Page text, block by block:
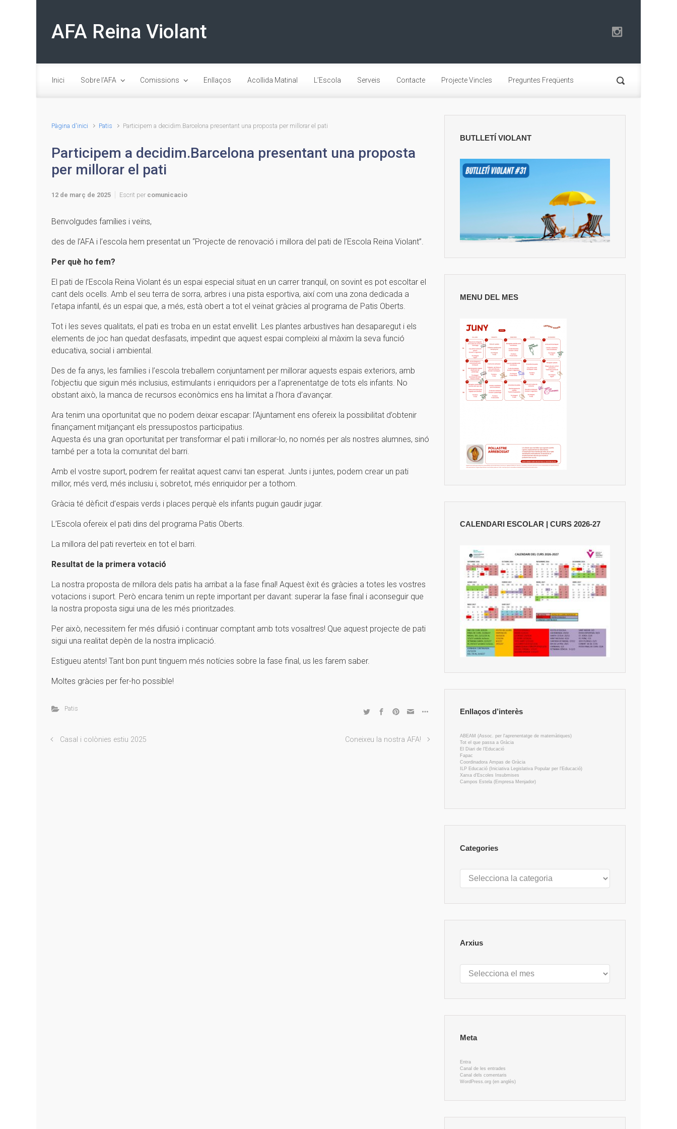
AFA Reina Violant
Inici Sobre l’AFA Comissions Enllaços Acollida Matinal L’Escola Serveis Contacte Projecte Vincles Preguntes Freqüents
Pàgina d'inici Patis Participem a decidim.Barcelona presentant una proposta per millorar el pati
Participem a decidim.Barcelona presentant una proposta
per millorar el pati
12 de març de 2025 Escrit per comunicacio
Benvolgudes famílies i veïns,
des de l’AFA i l’escola hem presentat un “Projecte de renovació i millora del pati de l’Escola Reina Violant”.
Per què ho fem?
El pati de l’Escola Reina Violant és un espai especial situat en un carrer tranquil, on sovint es pot escoltar el
cant dels ocells. Amb el seu terra de sorra, arbres i una pista esportiva, així com una zona dedicada a
l’etapa infantil, és un espai que, a més, està obert a tot el veïnat gràcies al programa de Patis Oberts.
Tot i les seves qualitats, el pati es troba en un estat envellit. Les plantes arbustives han desaparegut i els
elements de joc han quedat desfasats, impedint que aquest espai compleixi al màxim la seva funció
educativa, social i ambiental.
Des de fa anys, les famílies i l’escola treballem conjuntament per millorar aquests espais exteriors, amb
l’objectiu que siguin més inclusius, estimulants i enriquidors per a l’aprenentatge de tots els infants. No
obstant això, la manca de recursos econòmics ens ha limitat a l’hora d’avançar.
Ara tenim una oportunitat que no podem deixar escapar: l’Ajuntament ens ofereix la possibilitat d’obtenir
finançament mitjançant els pressupostos participatius.
Aquesta és una gran oportunitat per transformar el pati i millorar-lo, no només per als nostres alumnes, sinó
també per a tota la comunitat del barri.
Amb el vostre suport, podrem fer realitat aquest canvi tan esperat. Junts i juntes, podem crear un pati
millor, més verd, més inclusiu i, sobretot, més enriquidor per a tothom.
Gràcia té dèficit d’espais verds i places perquè els infants puguin gaudir jugar.
L’Escola ofereix el pati dins del programa Patis Oberts.
La millora del pati reverteix en tot el barri.
Resultat de la primera votació
La nostra proposta de millora dels patis ha arribat a la fase final! Aquest èxit és gràcies a totes les vostres
votacions i suport. Però encara tenim un repte important per davant: superar la fase final i aconseguir que
la nostra proposta sigui una de les més prioritzades.
Per això, necessitem fer més difusió i continuar comptant amb tots vosaltres! Que aquest projecte de pati
sigui una realitat depèn de la nostra implicació.
Estigueu atents! Tant bon punt tinguem més notícies sobre la fase final, us les farem saber.
Moltes gràcies per fer-ho possible!
Patis
Casal i colònies estiu 2025 Coneixeu la nostra AFA!
BUTLLETÍ VIOLANT
MENU DEL MES
CALENDARI ESCOLAR | CURS 2026-27
Enllaços d’interès
ABEAM (Assoc. per l'aprenentatge de matemàtiques)
Tot el que passa a Gràcia
El Diari de l'Educació
Fapac
Coordinadora Ampas de Gràcia
ILP Educació (Iniciativa Legislativa Popular per l'Educació)
Xarxa d'Escoles Insubmises
Campos Estela (Empresa Menjador)
Categories
Categories
Arxius
Arxius
Meta
Entra
Canal de les entrades
Canal dels comentaris
WordPress.org (en anglès)